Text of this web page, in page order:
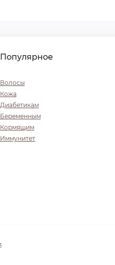
Популярное
Волосы
Кожа
Диабетикам
Беременным
Кормящим
Иммунитет